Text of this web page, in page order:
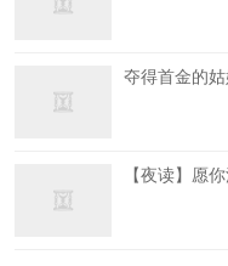
夺得首金的
【夜读】愿